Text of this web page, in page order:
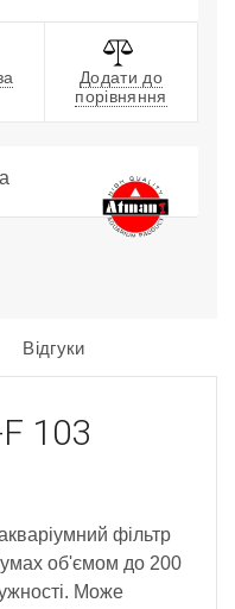
Додати до
порівняння
Відгуки
103
фільтр
об'ємом до 200
Може